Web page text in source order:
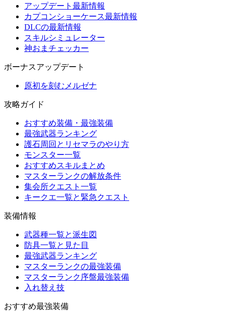
アップデート最新情報
カプコンショーケース最新情報
DLCの最新情報
スキルシミュレーター
神おまチェッカー
ボーナスアップデート
原初を刻むメルゼナ
攻略ガイド
おすすめ装備・最強装備
最強武器ランキング
護石周回とリセマラのやり方
モンスター一覧
おすすめスキルまとめ
マスターランクの解放条件
集会所クエスト一覧
キークエ一覧と緊急クエスト
装備情報
武器種一覧と派生図
防具一覧と見た目
最強武器ランキング
マスターランクの最強装備
マスターランク序盤最強装備
入れ替え技
おすすめ最強装備